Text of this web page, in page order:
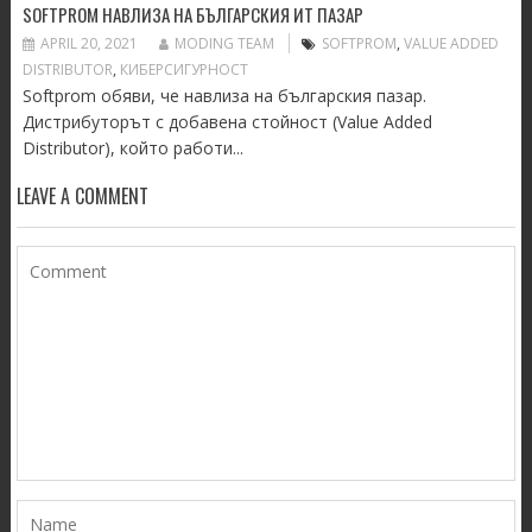
SOFTPROM НАВЛИЗА НА БЪЛГАРСКИЯ ИТ ПАЗАР
APRIL 20, 2021 MODING TEAM SOFTPROM, VALUE ADDED
DISTRIBUTOR, КИБЕРСИГУРНОСТ
Softprom обяви, че навлиза на българския пазар.
Дистрибуторът с добавена стойност (Value Added
Distributor), който работи...
LEAVE A COMMENT